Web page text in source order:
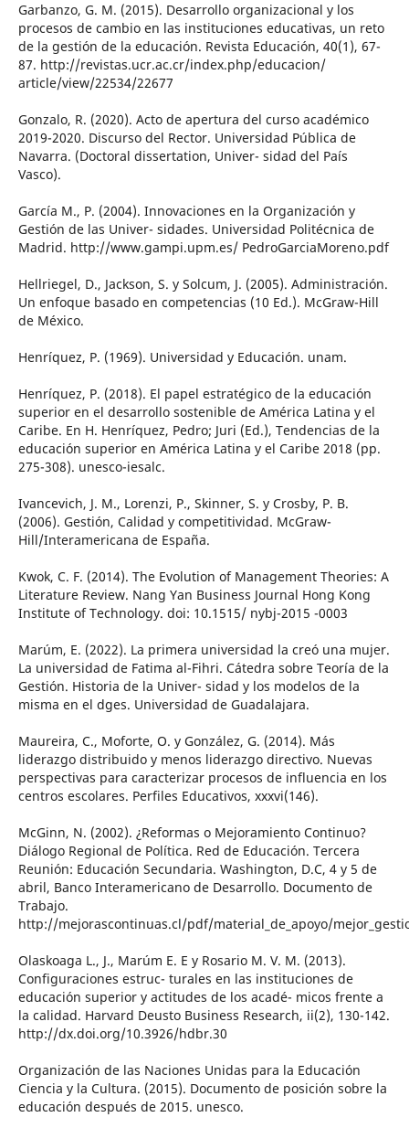
Garbanzo, G. M. (2015). Desarrollo organizacional y los
procesos de cambio en las instituciones educativas, un reto
de la gestión de la educación. Revista Educación, 40(1), 67-
87. http://revistas.ucr.ac.cr/index.php/educacion/
article/view/22534/22677
Gonzalo, R. (2020). Acto de apertura del curso académico
2019-2020. Discurso del Rector. Universidad Pública de
Navarra. (Doctoral dissertation, Univer- sidad del País
Vasco).
García M., P. (2004). Innovaciones en la Organización y
Gestión de las Univer- sidades. Universidad Politécnica de
Madrid. http://www.gampi.upm.es/ PedroGarciaMoreno.pdf
Hellriegel, D., Jackson, S. y Solcum, J. (2005). Administración.
Un enfoque basado en competencias (10 Ed.). McGraw-Hill
de México.
Henríquez, P. (1969). Universidad y Educación. unam.
Henríquez, P. (2018). El papel estratégico de la educación
superior en el desarrollo sostenible de América Latina y el
Caribe. En H. Henríquez, Pedro; Juri (Ed.), Tendencias de la
educación superior en América Latina y el Caribe 2018 (pp.
275-308). unesco-iesalc.
Ivancevich, J. M., Lorenzi, P., Skinner, S. y Crosby, P. B.
(2006). Gestión, Calidad y competitividad. McGraw-
Hill/Interamericana de España.
Kwok, C. F. (2014). The Evolution of Management Theories: A
Literature Review. Nang Yan Business Journal Hong Kong
Institute of Technology. doi: 10.1515/ nybj-2015 -0003
Marúm, E. (2022). La primera universidad la creó una mujer.
La universidad de Fatima al-Fihri. Cátedra sobre Teoría de la
Gestión. Historia de la Univer- sidad y los modelos de la
misma en el dges. Universidad de Guadalajara.
Maureira, C., Moforte, O. y González, G. (2014). Más
liderazgo distribuido y menos liderazgo directivo. Nuevas
perspectivas para caracterizar procesos de influencia en los
centros escolares. Perfiles Educativos, xxxvi(146).
McGinn, N. (2002). ¿Reformas o Mejoramiento Continuo?
Diálogo Regional de Política. Red de Educación. Tercera
Reunión: Educación Secundaria. Washington, D.C, 4 y 5 de
abril, Banco Interamericano de Desarrollo. Documento de
Trabajo.
http://mejorascontinuas.cl/pdf/material_de_apoyo/
Olaskoaga L., J., Marúm E. E y Rosario M. V. M. (2013).
Configuraciones estruc- turales en las instituciones de
educación superior y actitudes de los acadé- micos frente a
la calidad. Harvard Deusto Business Research, ii(2), 130-142.
http://dx.doi.org/10.3926/hdbr.30
Organización de las Naciones Unidas para la Educación
Ciencia y la Cultura. (2015). Documento de posición sobre la
educación después de 2015. unesco.